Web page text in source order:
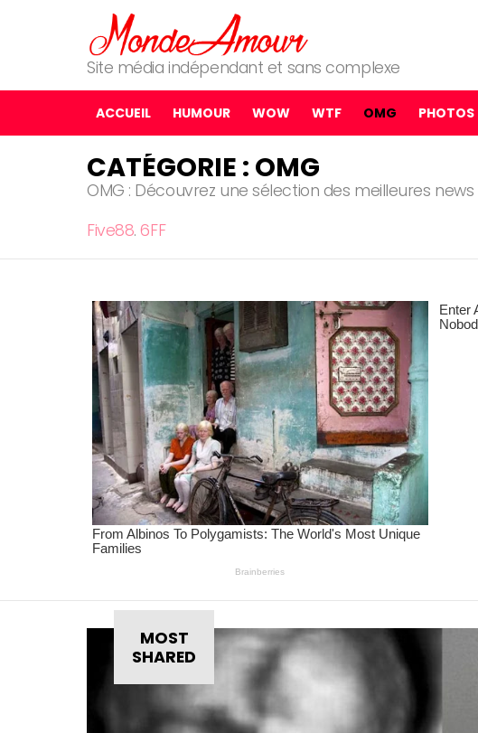
Site média indépendant et sans complexe
ACCUEIL HUMOUR WOW WTF OMG PHOTOS
CATÉGORIE : OMG
OMG : Découvrez une sélection des meilleures news
Five88.6FF
MOST
SHARED